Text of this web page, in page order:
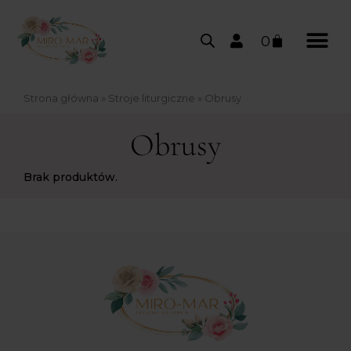
0
Strona główna » Stroje liturgiczne » Obrusy
Obrusy
Brak produktów.